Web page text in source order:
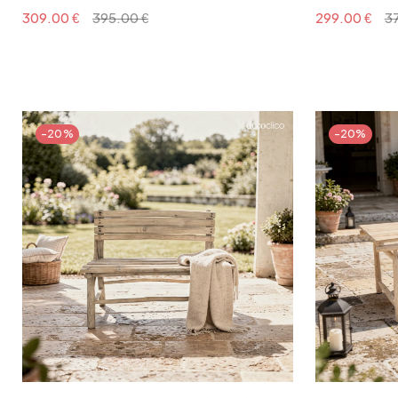
309.00 €
395.00 €
299.00 €
-20%
Ajouter au panier
-20%